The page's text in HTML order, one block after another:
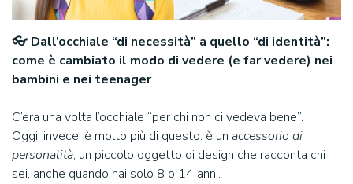
👓 Dall’occhiale “di necessità” a quello “di identità”:
come è cambiato il modo di vedere (e far vedere) nei
bambini e nei teenager
C’era una volta l’occhiale “per chi non ci vedeva bene”.
Oggi, invece, è molto più di questo: è un accessorio di
personalità, un piccolo oggetto di design che racconta chi
sei, anche quando hai solo 8 o 14 anni.